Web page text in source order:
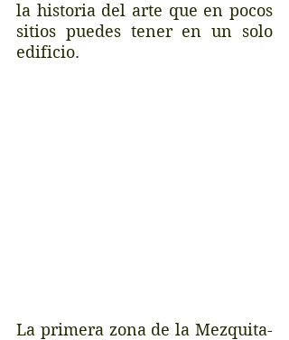
la historia del arte que en pocos
sitios puedes tener en un solo
edificio.
La primera zona de la Mezquita-